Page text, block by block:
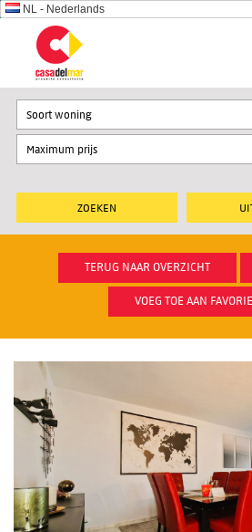
NL - Nederlands
Soort woning
TERUG NAAR OVERZICHT
VOEG TOE AAN